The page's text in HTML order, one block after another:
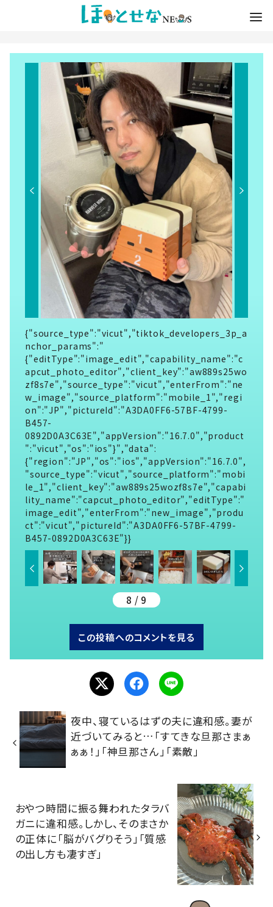
{"source_type":"vicut","tiktok_developers_3p_a
nchor_params":"
{"editType":"image_edit","capability_name":"c
apcut_photo_editor","client_key":"aw889s25wo
zf8s7e","source_type":"vicut","enterFrom":"ne
w_image","source_platform":"mobile_1","regi
on":"JP","pictureId":"A3DA0FF6-57BF-4799-
B457-
0892D0A3C63E","appVersion":"16.7.0","product
":"vicut","os":"ios"}","data":
{"region":"JP","os":"ios","appVersion":"16.7.0",
"source_type":"vicut","source_platform":"mobi
le_1","client_key":"aw889s25wozf8s7e","capabi
lity_name":"capcut_photo_editor","editType":"
image_edit","enterFrom":"new_image","produ
ct":"vicut","pictureId":"A3DA0FF6-57BF-4799-
B457-0892D0A3C63E"}}
8 / 9
この投稿へのコメントを見る
夜中、寝ているはずの夫に違和感。妻が
近づいてみると…「すてきな旦那さまぁ
ぁぁ！」「神旦那さん」「素敵」
おやつ時間に振る舞われたタラバ
ガニに違和感。しかし、そのまさか
の正体に「脳がバグりそう」「質感
の出し方も凄すぎ」